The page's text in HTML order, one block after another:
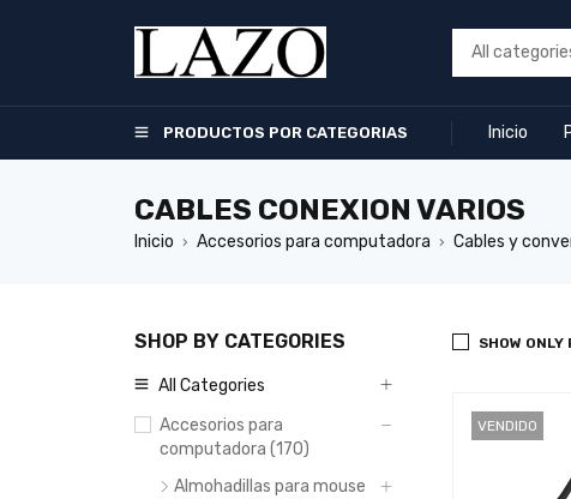
PRODUCTOS POR CATEGORIAS Inicio
CABLES CONEXION VARIOS
Inicio › Accesorios para computadora › Cables y
SHOP BY CATEGORIES
All Categories
Accesorios para
computadora (170)
Almohadillas para mouse
SHOW
VENDIDO